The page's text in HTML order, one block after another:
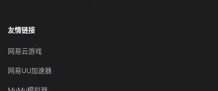
友情链接
网易云游戏
网易UU加速器